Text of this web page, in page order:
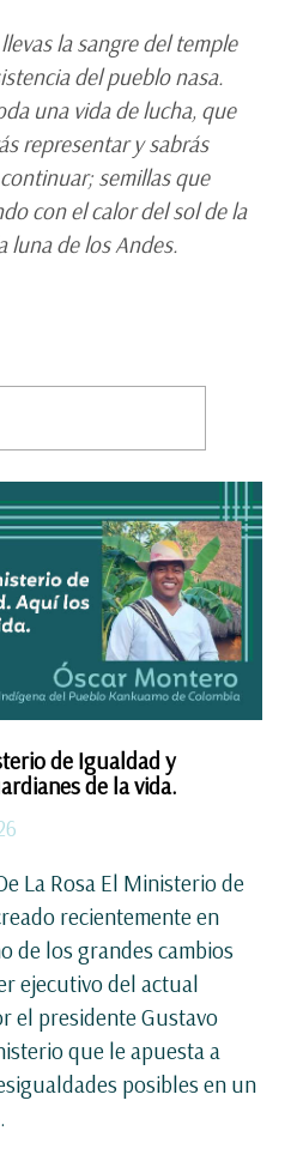
la sangre del temple
del pueblo nasa.
una vida de lucha, que
representar y sabrás
semillas que
con el calor del sol de la
luna de los Andes.
de Igualdad y
de la vida.
La Rosa El Ministerio de
recientemente en
de los grandes cambios
ejecutivo del actual
el presidente Gustavo
que le apuesta a
posibles en un